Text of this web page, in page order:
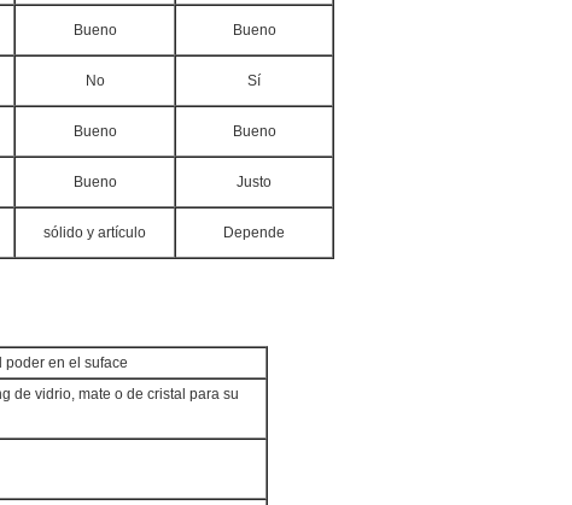
Bueno Bueno
No Sí
Bueno Bueno
Bueno Justo
sólido y artículo Depende
poder en el suface
de vidrio, mate o de cristal para su